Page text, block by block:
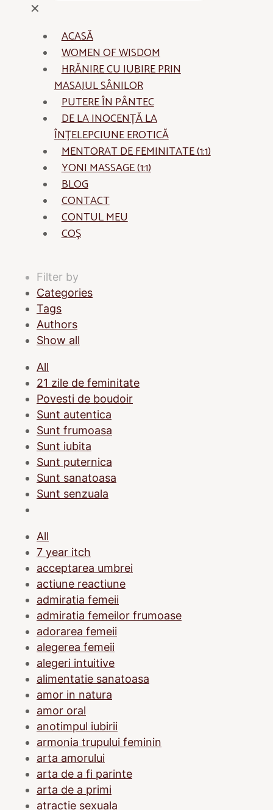
✕
ACASĂ
WOMEN OF WISDOM
HRĂNIRE CU IUBIRE PRIN
MASAJUL SÂNILOR
PUTERE ÎN PÂNTEC
DE LA INOCENȚĂ LA
ÎNȚELEPCIUNE EROTICĂ
MENTORAT DE FEMINITATE (1:1)
YONI MASSAGE (1:1)
BLOG
CONTACT
CONTUL MEU
COȘ
Filter by
Categories
Tags
Authors
Show all
All
21 zile de feminitate
Povesti de boudoir
Sunt autentica
Sunt frumoasa
Sunt iubita
Sunt puternica
Sunt sanatoasa
Sunt senzuala
All
7 year itch
acceptarea umbrei
actiune reactiune
admiratia femeii
admiratia femeilor frumoase
adorarea femeii
alegerea femeii
alegeri intuitive
alimentatie sanatoasa
amor in natura
amor oral
anotimpul iubirii
armonia trupului feminin
arta amorului
arta de a fi parinte
arta de a primi
atractie sexuala